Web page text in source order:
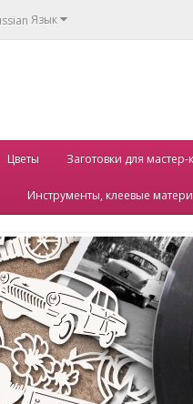
Язык
Цветы Заготовки для мастер-
Инструменты, клеевые